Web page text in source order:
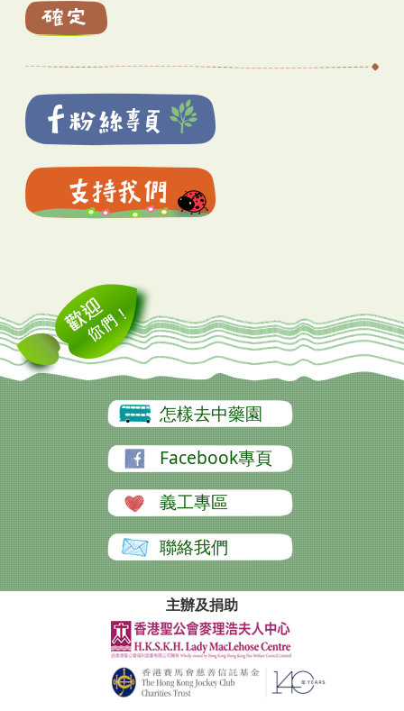
怎樣去中藥園
Facebook專頁
義工專區
聯絡我們
主辦及捐助